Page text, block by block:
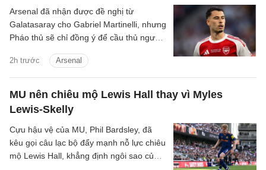
2h trước Arsenal
Arsenal đã nhận được đề nghị từ
Galatasaray cho Gabriel Martinelli, nhưng
Pháo thủ sẽ chỉ đồng ý để cầu thủ người
mới.
MU nên chiêu mộ Lewis Hall thay vì Myles
Lewis-Skelly
Cựu hậu vệ của MU, Phil Bardsley, đã
kêu gọi câu lạc bộ đẩy mạnh nỗ lực chiêu
mộ Lewis Hall, khẳng định ngôi sao của